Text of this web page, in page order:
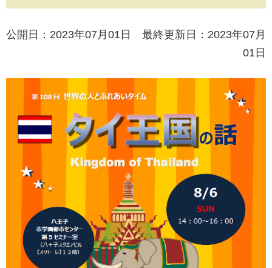
公開日：2023年07月01日 最終更新日：2023年07月
01日